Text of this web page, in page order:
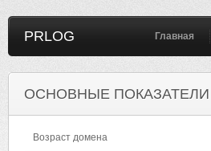
PRLOG Главная
ОСНОВНЫЕ
Возраст домена